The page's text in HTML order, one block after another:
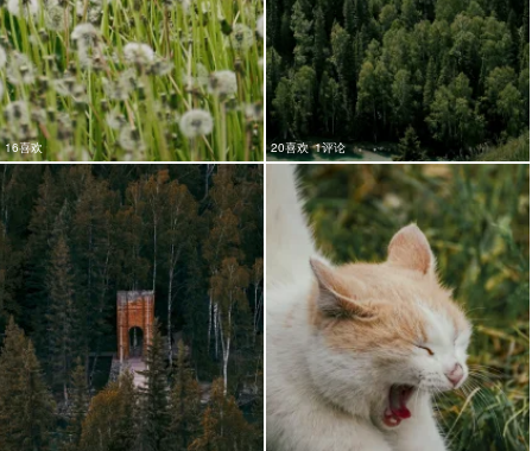
16喜欢 20喜欢 1评论